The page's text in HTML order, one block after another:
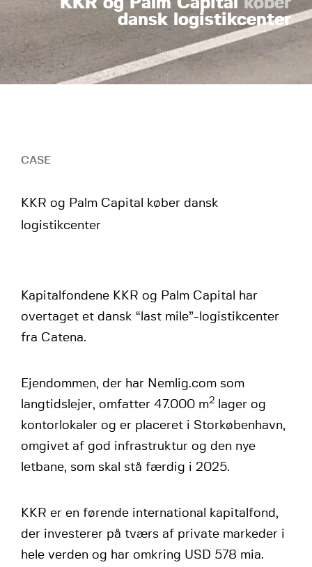
dansk logistikcenter
Scroll
CASE
KKR og Palm Capital køber dansk
logistikcenter
Kapitalfondene KKR og Palm Capital har
overtaget et dansk “last mile”-logistikcenter
fra Catena.
Ejendommen, der har Nemlig.com som
langtidslejer, omfatter 47.000 m2
lager og
kontorlokaler og er placeret i Storkøbenhavn,
omgivet af god infrastruktur og den nye
letbane, som skal stå færdig i 2025.
KKR er en førende international kapitalfond,
der investerer på tværs af private markeder i
hele verden og har omkring USD 578 mia.